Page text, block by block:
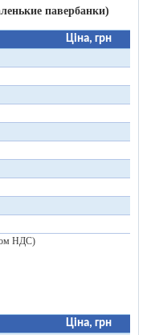
павербанки)
Ціна, грн
НДС)
Ціна, грн